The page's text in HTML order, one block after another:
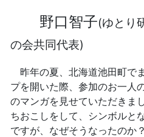
野口智子(ゆとり
の会共同代表)
昨年の夏、北海道池田町で
プを開いた際、参加のお一人
のマンガを見せていただきま
ちおこしをして、シンボルと
ですが、なぜそうなったのか